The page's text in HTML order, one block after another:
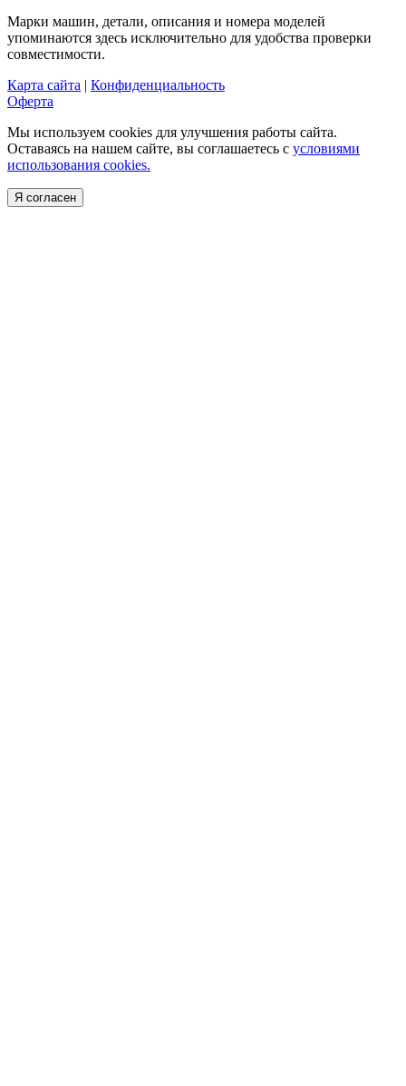
Марки машин, детали, описания и номера моделей
упоминаются здесь исключительно для удобства проверки
совместимости.
Карта сайта | Конфиденциальность
Оферта
Мы используем cookies для улучшения работы сайта.
Оставаясь на нашем сайте, вы соглашаетесь с условиями
использования cookies.
Я согласен